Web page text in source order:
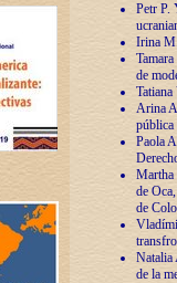
Petr P.
Irina
de
Arina
pública
Paola
Martha
de
de
Natalia
de la